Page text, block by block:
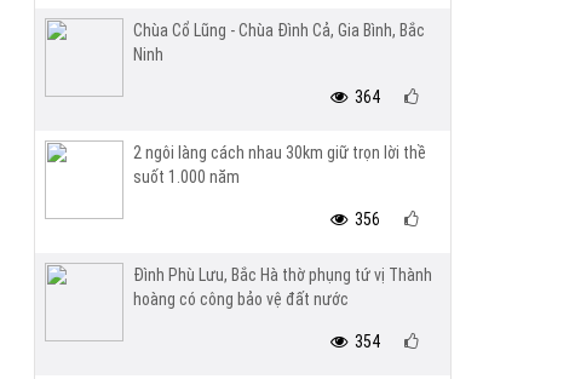
Chùa Cổ Lũng - Chùa Đình Cả, Gia Bình, Bắc
Ninh
364
2 ngôi làng cách nhau 30km giữ trọn lời thề
suốt 1.000 năm
356
Đình Phù Lưu, Bắc Hà thờ phụng tứ vị Thành
hoàng có công bảo vệ đất nước
354